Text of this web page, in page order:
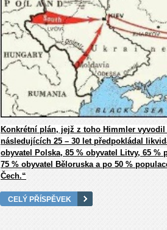
Konkrétní plán, jejž z toho Himmler vyvodil
následujících 25 – 30 let předpokládal
obyvatel Polska, 85 % obyvatel Litvy, 65 %
75 % obyvatel Běloruska a po 50 %
Čech.“
CELÝ PŘÍSPĚVEK